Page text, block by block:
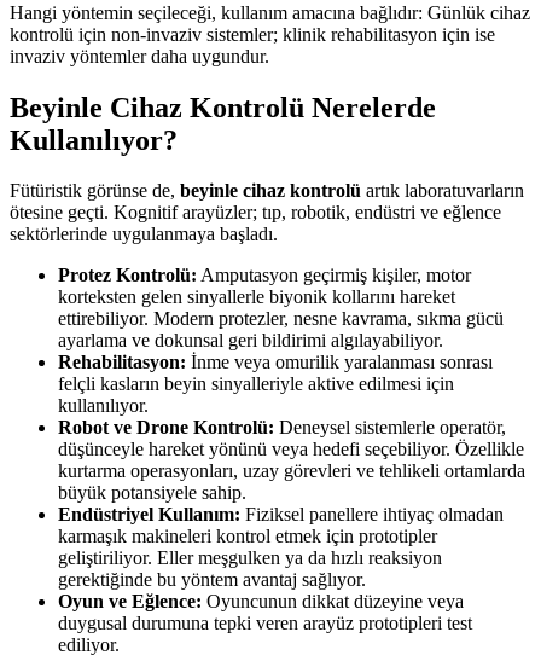
Hangi yöntemin seçileceği, kullanım amacına bağlıdır: Günlük cihaz
kontrolü için non-invaziv sistemler; klinik rehabilitasyon için ise
invaziv yöntemler daha uygundur.
Beyinle Cihaz Kontrolü Nerelerde
Kullanılıyor?
Fütüristik görünse de, beyinle cihaz kontrolü artık laboratuvarların
ötesine geçti. Kognitif arayüzler; tıp, robotik, endüstri ve eğlence
sektörlerinde uygulanmaya başladı.
Protez Kontrolü: Amputasyon geçirmiş kişiler, motor
korteksten gelen sinyallerle biyonik kollarını hareket
ettirebiliyor. Modern protezler, nesne kavrama, sıkma gücü
ayarlama ve dokunsal geri bildirimi algılayabiliyor.
Rehabilitasyon: İnme veya omurilik yaralanması sonrası
felçli kasların beyin sinyalleriyle aktive edilmesi için
kullanılıyor.
Robot ve Drone Kontrolü: Deneysel sistemlerle operatör,
düşünceyle hareket yönünü veya hedefi seçebiliyor. Özellikle
kurtarma operasyonları, uzay görevleri ve tehlikeli ortamlarda
büyük potansiyele sahip.
Endüstriyel Kullanım: Fiziksel panellere ihtiyaç olmadan
karmaşık makineleri kontrol etmek için prototipler
geliştiriliyor. Eller meşgulken ya da hızlı reaksiyon
gerektiğinde bu yöntem avantaj sağlıyor.
Oyun ve Eğlence: Oyuncunun dikkat düzeyine veya
duygusal durumuna tepki veren arayüz prototipleri test
ediliyor.